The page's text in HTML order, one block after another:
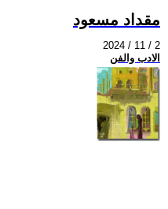
مقداد مسعود
2024 / 11 / 2
الادب والفن